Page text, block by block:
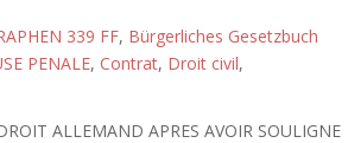
339 FF, Bürgerliches Gesetzbuch
PENALE, Contrat, Droit civil,
ALLEMAND APRES AVOIR SOULIGNE